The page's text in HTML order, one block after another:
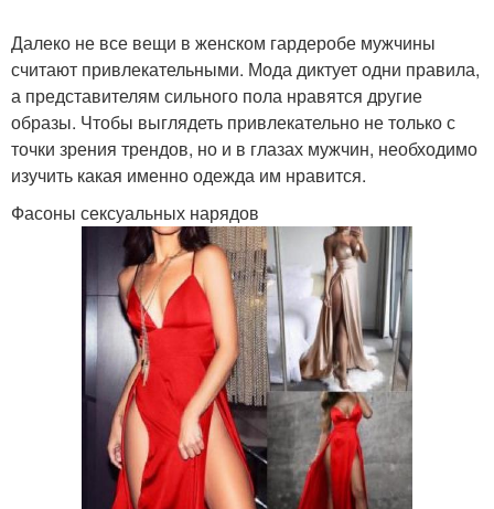
Далеко не все вещи в женском гардеробе мужчины
считают привлекательными. Мода диктует одни правила,
а представителям сильного пола нравятся другие
образы. Чтобы выглядеть привлекательно не только с
точки зрения трендов, но и в глазах мужчин, необходимо
изучить какая именно одежда им нравится.
Фасоны сексуальных нарядов